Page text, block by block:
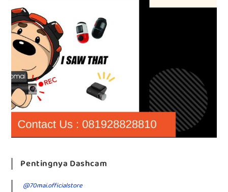
Pentingnya Dashcam
@70mai.officialstore